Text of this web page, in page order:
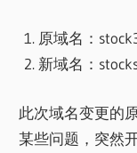
原域名：
新域名：
此次域名变更的
某些问题，突然